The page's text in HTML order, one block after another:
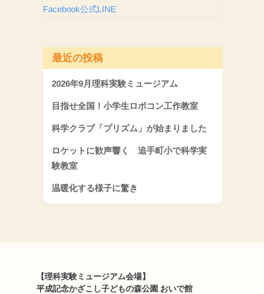
Facebook公式LINE
最近の投稿
2026年9月理科実験ミュージアム
目指せ全国！小学生ロボコン工作教室
科学クラブ「プリズム」が始まりました
ロケットに歓声響く 追手町小で科学実
験教室
温暖化する様子に驚き
【理科実験ミュージアム会場】
平成記念かざこし子どもの森公園 おいで館